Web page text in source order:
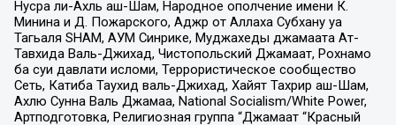
Нусра ли-Ахль аш-Шам, Народное ополчение имени К.
Минина и Д. Пожарского, Аджр от Аллаха Субхану уа
Тагьаля SHAM, АУМ Синрике, Муджахеды джамаата Ат-
Тавхида Валь-Джихад, Чистопольский Джамаат, Рохнамо
ба суи давлати исломи, Террористическое сообщество
Сеть, Катиба Таухид валь-Джихад, Хайят Тахрир аш-Шам,
Ахлю Сунна Валь Джамаа, National Socialism/White Power,
Артподготовка, Религиозная группа “Джамаат “Красный